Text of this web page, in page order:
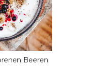
Beeren